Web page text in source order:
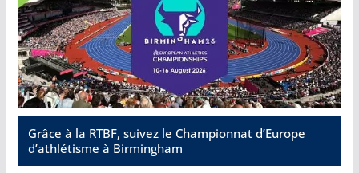
Grâce à la RTBF, suivez le Championnat d’Europe
d’athlétisme à Birmingham